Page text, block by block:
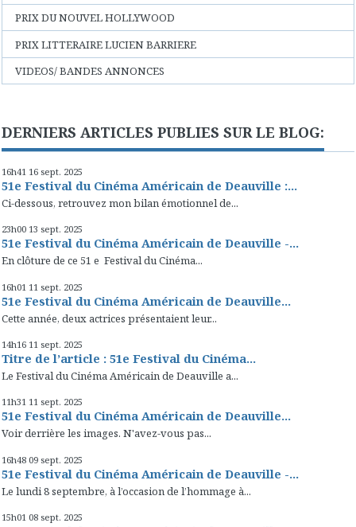
PRIX DU NOUVEL HOLLYWOOD
PRIX LITTERAIRE LUCIEN BARRIERE
VIDEOS/ BANDES ANNONCES
DERNIERS ARTICLES PUBLIES SUR LE BLOG:
16h41 16 sept. 2025
51e Festival du Cinéma Américain de Deauville :...
Ci-dessous, retrouvez mon bilan émotionnel de...
23h00 13 sept. 2025
51e Festival du Cinéma Américain de Deauville -...
En clôture de ce 51 e Festival du Cinéma...
16h01 11 sept. 2025
51e Festival du Cinéma Américain de Deauville...
Cette année, deux actrices présentaient leur...
14h16 11 sept. 2025
Titre de l’article : 51e Festival du Cinéma...
Le Festival du Cinéma Américain de Deauville a...
11h31 11 sept. 2025
51e Festival du Cinéma Américain de Deauville...
Voir derrière les images. N'avez-vous pas...
16h48 09 sept. 2025
51e Festival du Cinéma Américain de Deauville -...
Le lundi 8 septembre, à l’occasion de l’hommage à...
15h01 08 sept. 2025